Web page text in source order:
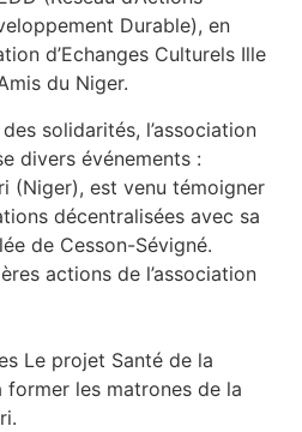
Durable), en
d’Echanges Culturels Ille
du Niger.
solidarités, l’association
divers événements :
(Niger), est venu témoigner
décentralisées avec sa
de Cesson-Sévigné.
actions de l’association
Le projet Santé de la
former les matrones de la